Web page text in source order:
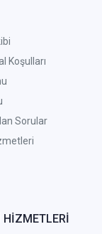
Koşulları
Sorular
HİZMETLERİ